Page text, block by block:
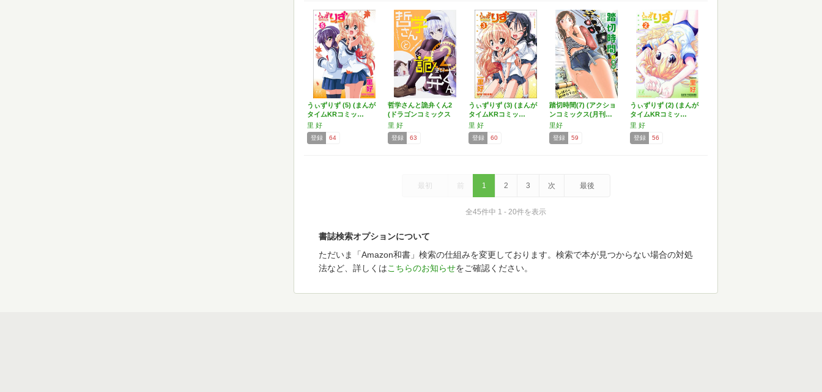
うぃずりず (5) (まんが
タイムKRコミッ…
里 好
登録 64
哲学さんと詭弁くん2
(ドラゴンコミックス
エ…
里 好
登録 63
うぃずりず (3) (まんが
タイムKRコミッ…
里 好
登録 60
踏切時間(7) (アクショ
ンコミックス(月刊…
里好
登録 59
うぃずりず (2) (まんが
タイムKRコミッ…
里 好
登録 56
最初 前 1 2 3 次 最後
全45件中 1 - 20件を表示
書誌検索オプションについて
ただいま「Amazon和書」検索の仕組みを変更しております。検索で本が見つからない場合の対処
法など、詳しくはこちらのお知らせをご確認ください。